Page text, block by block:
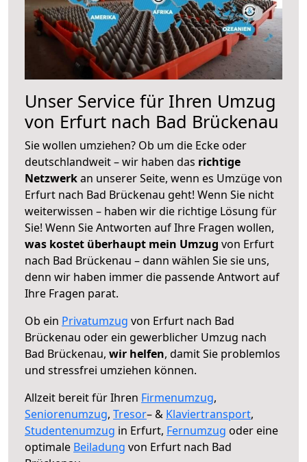
Unser Service für Ihren Umzug
von Erfurt nach Bad Brückenau
Sie wollen umziehen? Ob um die Ecke oder
deutschlandweit – wir haben das richtige
Netzwerkan unserer Seite, wenn es Umzüge von
Erfurt nach Bad Brückenau geht! Wenn Sie nicht
weiterwissen – haben wir die richtige Lösung für
Sie! Wenn Sie Antworten auf Ihre Fragen wollen,
was kostet überhaupt mein Umzug von Erfurt
nach Bad Brückenau – dann wählen Sie sie uns,
denn wir haben immer die passende Antwort auf
Ihre Fragen parat.
Ob ein Privatumzug von Erfurt nach Bad
Brückenau oder ein gewerblicher Umzug nach
Bad Brückenau, wir helfen, damit Sie problemlos
und stressfrei umziehen können.
Allzeit bereit für Ihren Firmenumzug,
Seniorenumzug, Tresor– & Klaviertransport,
Studentenumzug in Erfurt, Fernumzug oder eine
optimale Beiladung von Erfurt nach Bad